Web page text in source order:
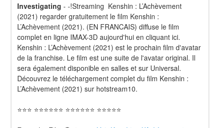
Investigating --!Streaming  Kenshin : L’Achèvement
(2021) regarder gratuitement le film Kenshin :
L’Achèvement (2021). (EN FRANCAIS) diffuse le film
complet en ligne IMAX-3D aujourd'hui en cliquant ici.
Kenshin : L’Achèvement (2021) est le prochain film d'avatar
de la franchise. Le film est une suite de l'avatar original. Il
sera également disponible en salles et sur Universal.
Découvrez le téléchargement complet du film Kenshin :
L’Achèvement (2021) sur hotstream10.
⭐⭐⭐ ⭐⭐⭐⭐⭐⭐ ⭐⭐⭐⭐⭐⭐ ⭐⭐⭐⭐⭐